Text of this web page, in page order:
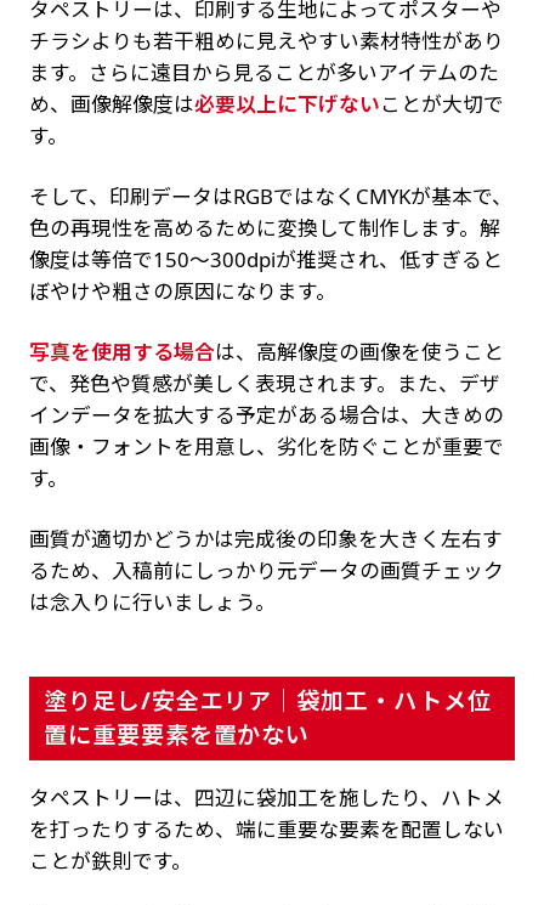
タペストリーは、印刷する生地によってポスターや
チラシよりも若干粗めに見えやすい素材特性があり
ます。さらに遠目から見ることが多いアイテムのた
め、画像解像度は必要以上に下げないことが大切で
す。
そして、印刷データはRGBではなくCMYKが基本で、
色の再現性を高めるために変換して制作します。解
像度は等倍で150〜300dpiが推奨され、低すぎると
ぼやけや粗さの原因になります。
写真を使用する場合は、高解像度の画像を使うこと
で、発色や質感が美しく表現されます。また、デザ
インデータを拡大する予定がある場合は、大きめの
画像・フォントを用意し、劣化を防ぐことが重要で
す。
画質が適切かどうかは完成後の印象を大きく左右す
るため、入稿前にしっかり元データの画質チェック
は念入りに行いましょう。
塗り足し/安全エリア｜袋加工・ハトメ位
置に重要要素を置かない
タペストリーは、四辺に袋加工を施したり、ハトメ
を打ったりするため、端に重要な要素を配置しない
ことが鉄則です。